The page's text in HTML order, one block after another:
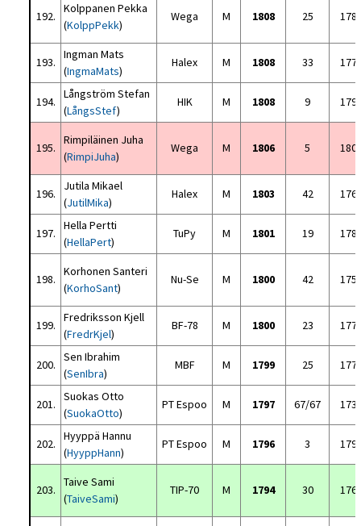
192.
Kolppanen Pekka
(KolppPekk)
Wega M 1808 25
193.
Ingman Mats
(IngmaMats)
Halex M 1808 33
194.
Långström Stefan
(LångsStef)
HIK M 1808 9
195.
Rimpiläinen Juha
(RimpiJuha)
Wega M 1806 5
196.
Jutila Mikael
(JutilMika)
Halex M 1803 42
197.
Hella Pertti
(HellaPert)
TuPy M 1801 19
198.
Korhonen Santeri
(KorhoSant)
Nu-Se M 1800 42
199.
Fredriksson Kjell
(FredrKjel)
BF-78 M 1800 23
200.
Sen Ibrahim
(SenIbra)
MBF M 1799 25
201.
Suokas Otto
(SuokaOtto)
PT Espoo M 1797 67/67
202.
Hyyppä Hannu
(HyyppHann)
PT Espoo M 1796 3
203.
Taive Sami
(TaiveSami)
TIP-70 M 1794 30